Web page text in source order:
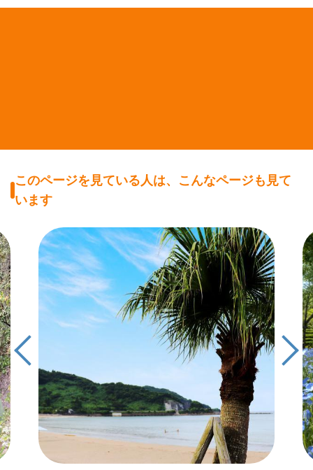
このページを見ている人は、こんなページも見て
います